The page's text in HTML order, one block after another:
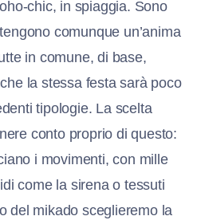
chic, in spiaggia. Sono
comunque un’anima
in comune, di base,
la stessa festa sarà poco
tipologie. La scelta
conto proprio di questo:
i movimenti, con mille
come la sirena o tessuti
del mikado sceglieremo la